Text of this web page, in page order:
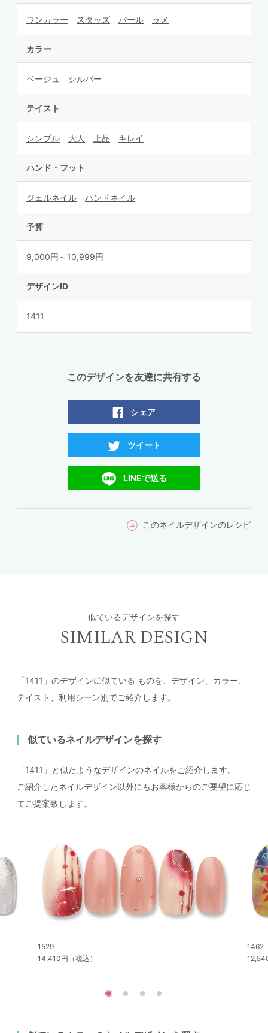
ワンカラー スタッズ パール ラメ
カラー
ベージュ シルバー
テイスト
シンプル 大人 上品 キレイ
ハンド・フット
ジェルネイル ハンドネイル
予算
9,000円～10,999円
デザインID
1411
このデザインを友達に共有する
シェア
ツイート
LINEで送る
このネイルデザインのレシピ
似ているデザインを探す
SIMILAR DESIGN
「1411」のデザインに似ている ものを、デザイン、カラー、
テイスト、利用シーン別でご紹介します。
似ているネイルデザインを探す
「1411」と似たようなデザインのネイルをご紹介します。
ご紹介したネイルデザイン以外にもお客様からのご要望に応じ
てご提案致します。
1529
14,410円（税込）
1462